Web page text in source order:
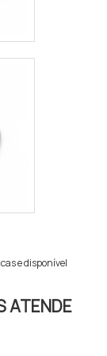
e disponível
ATENDE